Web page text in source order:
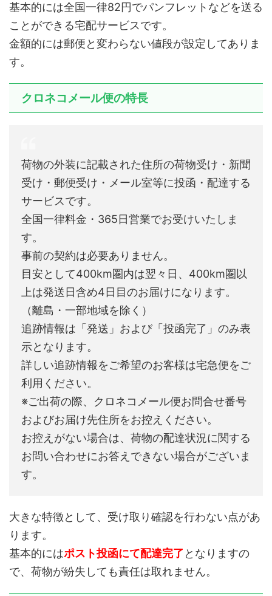
基本的には全国一律82円でパンフレットなどを送る
ことができる宅配サービスです。
金額的には郵便と変わらない値段が設定してありま
す。
クロネコメール便の特長
荷物の外装に記載された住所の荷物受け・新聞
受け・郵便受け・メール室等に投函・配達する
サービスです。
全国一律料金・365日営業でお受けいたしま
す。
事前の契約は必要ありません。
目安として400km圏内は翌々日、400km圏以
上は発送日含め4日目のお届けになります。
（離島・一部地域を除く）
追跡情報は「発送」および「投函完了」のみ表
示となります。
詳しい追跡情報をご希望のお客様は宅急便をご
利用ください。
※ご出荷の際、クロネコメール便お問合せ番号
およびお届け先住所をお控えください。
お控えがない場合は、荷物の配達状況に関する
お問い合わせにお答えできない場合がございま
す。
大きな特徴として、受け取り確認を行わない点があ
ります。
基本的にはポスト投函にて配達完了 となりますの
で、荷物が紛失しても責任は取れません。